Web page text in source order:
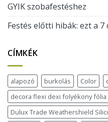
GYIK szobafestéshez
Festés előtti hibák: ezt a
CÍMKÉK
alapozó burkolás Color
decora flexi dexi folyékony fólia
Dulux Trade Weathershield